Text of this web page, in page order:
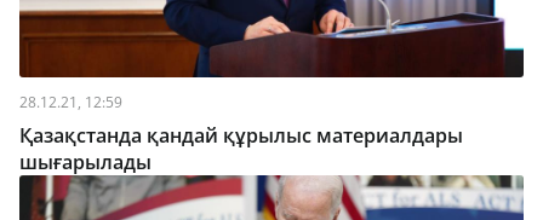
28.12.21, 12:59
Қазақстанда қандай құрылыс материалдары
шығарылады